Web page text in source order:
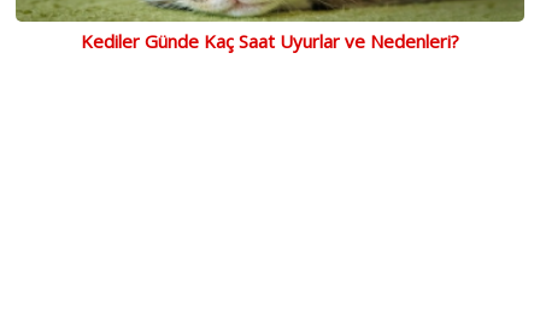
Kediler Günde Kaç Saat Uyurlar ve Nedenleri?